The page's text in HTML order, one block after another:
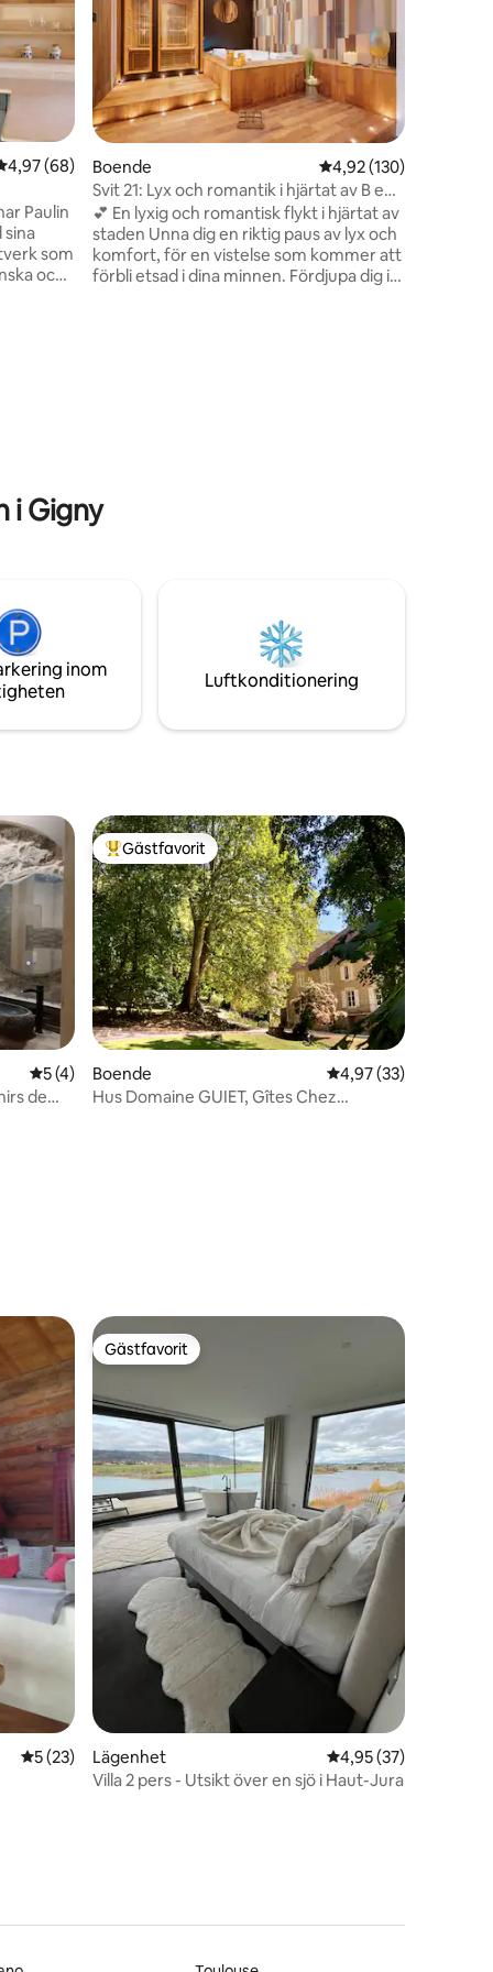
av 5 i genomsnittligt betyg, 68 omdömen
4,97 (68)
Paulin
sina
som
och
Boende 4,92 av 5 i
4,92 (130)
Svit 21: Lyx och romantik i hjärtat av B en
B – luftkonditionering
💕 En lyxig och romantisk flykt i hjärtat av
staden Unna dig en riktig paus av lyx och
komfort, för en vistelse som kommer att
förbli etsad i dina minnen. Fördjupa dig i
i Gigny
inom
Luftkonditionering
5 av 5 i genomsnittligt betyg, 4 omdömen
5 (4)
de
Populär gästfavorit
Gästfavorit
Boende 4,97 av 5 i
4,97 (33)
Hus Domaine GUIET, Gîtes Chez
5 av 5 i genomsnittligt betyg, 23 omdömen
5 (23)
Gästfavorit
Gästfavorit
Lägenhet 4,95 av 5 i
4,95 (37)
Villa 2 pers - Utsikt över en sjö i Haut-Jura